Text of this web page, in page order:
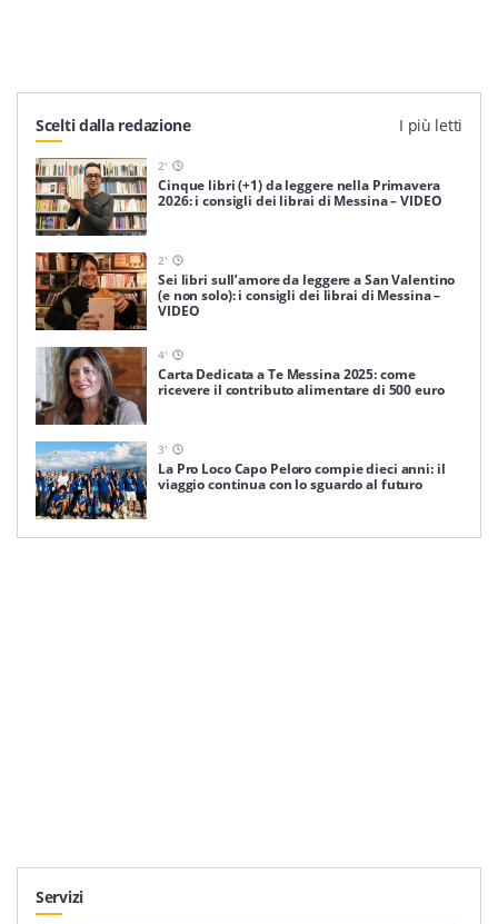
Scelti dalla redazione I più letti
2'
Cinque libri (+1) da leggere nella Primavera
2026: i consigli dei librai di Messina – VIDEO
2'
Sei libri sull’amore da leggere a San Valentino
(e non solo): i consigli dei librai di Messina –
VIDEO
4'
Carta Dedicata a Te Messina 2025: come
ricevere il contributo alimentare di 500 euro
3'
La Pro Loco Capo Peloro compie dieci anni: il
viaggio continua con lo sguardo al futuro
Servizi